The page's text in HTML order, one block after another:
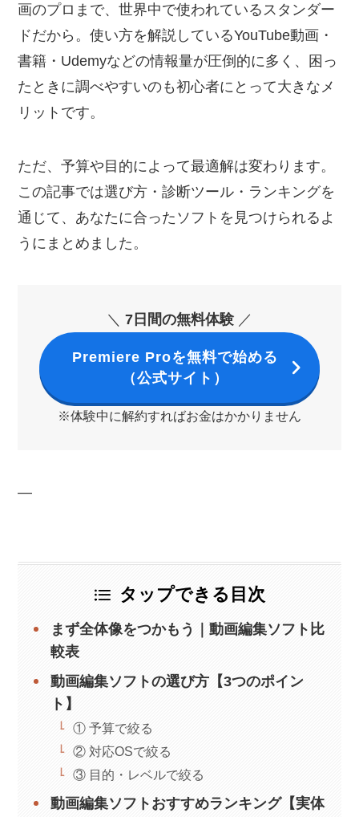
画のプロまで、世界中で使われているスタンダー
ドだから。使い方を解説しているYouTube動画・
書籍・Udemyなどの情報量が圧倒的に多く、困っ
たときに調べやすいのも初心者にとって大きなメ
リットです。
ただ、予算や目的によって最適解は変わります。
この記事では選び方・診断ツール・ランキングを
通じて、あなたに合ったソフトを見つけられるよ
うにまとめました。
＼ 7日間の無料体験 ／
Premiere Proを無料で始める
（公式サイト）
※体験中に解約すればお金はかかりません
—
タップできる目次
まず全体像をつかもう｜動画編集ソフト比
較表
動画編集ソフトの選び方【3つのポイン
ト】
① 予算で絞る
② 対応OSで絞る
③ 目的・レベルで絞る
動画編集ソフトおすすめランキング【実体